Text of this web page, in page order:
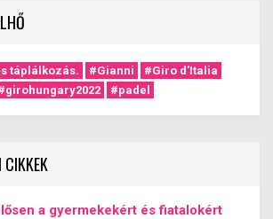
táplálkozás. #Gianni
#Giro d'Italia
#padel
a gyermekekért és fiatalokért